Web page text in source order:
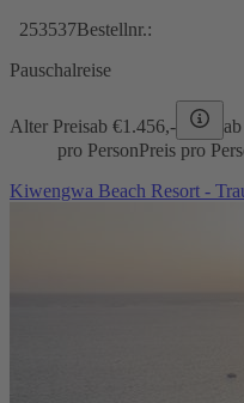
253537Bestellnr.:
Pauschalreise
Alter Preisab €1.456,-
pro PersonPreis pro
Kiwengwa Beach Resort -